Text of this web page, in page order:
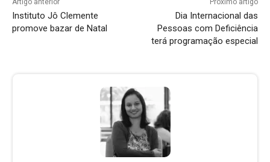
Instituto Jô Clemente
promove bazar de Natal
Dia Internacional das
Pessoas com Deficiência
terá programação especial